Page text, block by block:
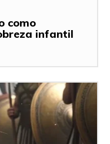
como
infantil